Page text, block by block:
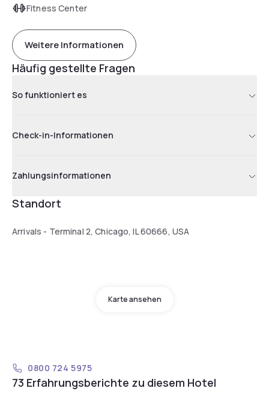
Fitness Center
Weitere Informationen
Häufig gestellte Fragen
So funktioniert es
Check-in-Informationen
Zahlungsinformationen
Standort
Arrivals - Terminal 2, Chicago, IL 60666, USA
Karte ansehen
0800 724 5975
73 Erfahrungsberichte zu diesem Hotel